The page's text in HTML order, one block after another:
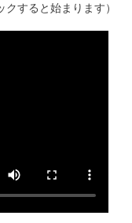
すると始まります）